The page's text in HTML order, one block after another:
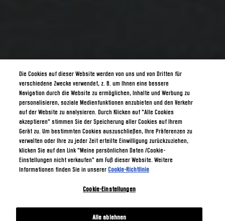
Die Cookies auf dieser Website werden von uns und von Dritten für
verschiedene Zwecke verwendet, z. B. um Ihnen eine bessere
Navigation durch die Website zu ermöglichen, Inhalte und Werbung zu
personalisieren, soziale Medienfunktionen anzubieten und den Verkehr
auf der Website zu analysieren. Durch Klicken auf "Alle Cookies
akzeptieren" stimmen Sie der Speicherung aller Cookies auf Ihrem
Gerät zu. Um bestimmten Cookies auszuschließen, Ihre Präferenzen zu
verwalten oder Ihre zu jeder Zeit erteilte Einwilligung zurückzuziehen,
klicken Sie auf den Link "Meine persönlichen Daten /Cookie-
Einstellungen nicht verkaufen" am Fuß dieser Website. Weitere
Informationen finden Sie in unsererCookie-Richtlinie
Cookie-Einstellungen
Alle ablehnen